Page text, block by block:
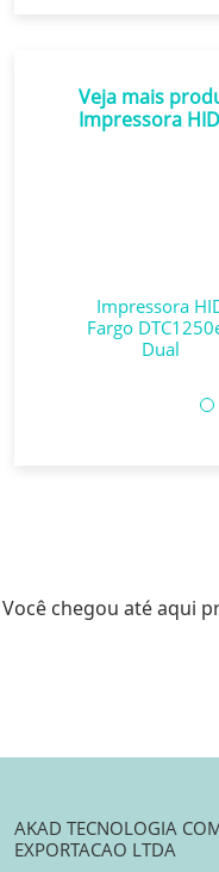
Veja mais
Impressora
Impressora
Fargo
Dual
Você chegou até aqui
AKAD TECNOLOGIA
EXPORTACAO LTDA